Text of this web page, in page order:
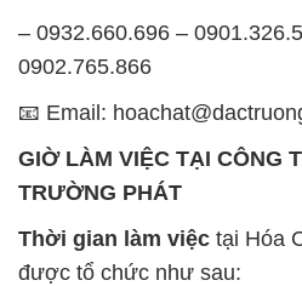
– 0932.660.696 –
0902.765.866
📧 Email:
GIỜ LÀM VIỆC TẠI CÔNG
TRƯỜNG PHÁT
Thời gian làm việc tại Hóa
được tổ chức như sau: